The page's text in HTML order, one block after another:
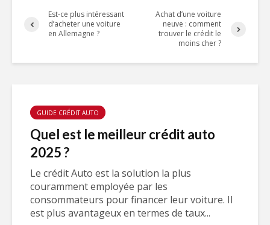
Est-ce plus intéressant
d’acheter une voiture
en Allemagne ?
Achat d’une voiture
neuve : comment
trouver le crédit le
moins cher ?
GUIDE CRÉDIT AUTO
Quel est le meilleur crédit auto
2025 ?
Le crédit Auto est la solution la plus
couramment employée par les
consommateurs pour financer leur voiture. Il
est plus avantageux en termes de taux...